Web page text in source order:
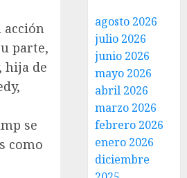
acción
parte,
hija de
se
como
agosto 2026
julio 2026
junio 2026
mayo 2026
abril 2026
marzo 2026
febrero 2026
enero 2026
diciembre